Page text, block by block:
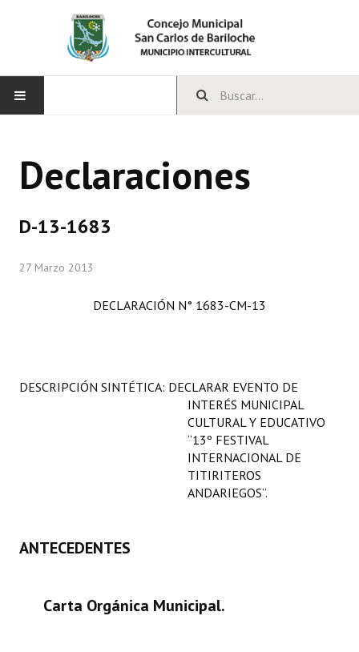
CONCEJO
Comisiones Especiales
Reglamento Interno
Organigrama
Declaraciones
D-13-1683
27 Marzo 2013
DECLARACIÓN N° 1683-CM-13
DESCRIPCIÓN SINTÉTICA: DECLARAR EVENTO DE
INTERÉS MUNICIPAL
CULTURAL Y EDUCATIVO
“13º FESTIVAL
INTERNACIONAL DE
TITIRITEROS
ANDARIEGOS”.
ANTECEDENTES
Carta Orgánica Municipal.